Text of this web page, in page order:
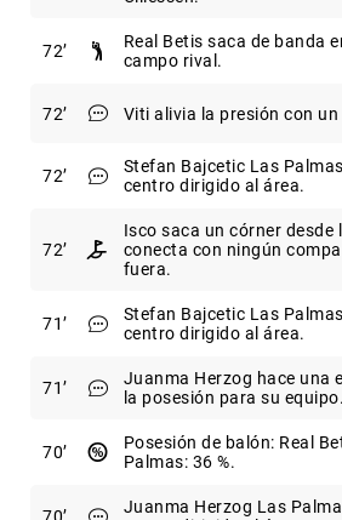
72
Real Betis saca de banda
campo rival.
72 Viti alivia la presión con un
72
Stefan Bajcetic Las
centro dirigido al área.
72
Isco saca un córner desde
conecta con ningún
fuera.
71
Stefan Bajcetic Las
centro dirigido al área.
71
Juanma Herzog hace una
la posesión para su equipo.
70
Posesión de balón: Real
Palmas: 36 %.
Juanma Herzog Las